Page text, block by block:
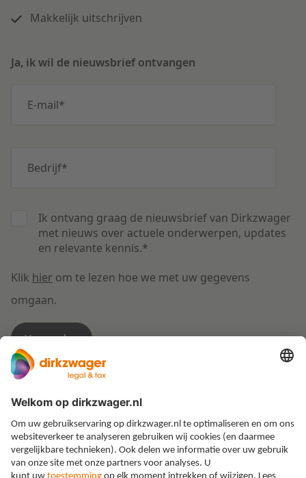
Makkelijk uitschrijven
Ja, ik wil de nieuwsbrief ontvangen
E-mail*
Bedrijf*
Ik ontvang graag de nieuwsbrief van Dirkzwager
met nieuws over actuele onderwerpen, updates
en relevante kennis.*
Klik hier om te lezen hoe we met uw gegevens
omgaan.
Expertises
Thema’s